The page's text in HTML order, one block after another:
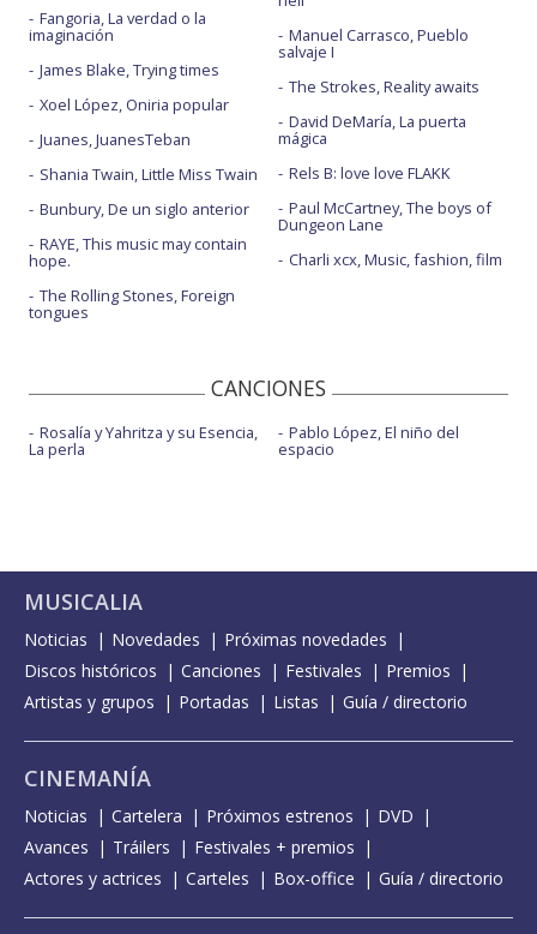
Fangoria, La verdad o la
imaginación
James Blake, Trying times
Xoel López, Oniria popular
Juanes, JuanesTeban
Shania Twain, Little Miss Twain
Bunbury, De un siglo anterior
RAYE, This music may contain
hope.
The Rolling Stones, Foreign
tongues
Manuel Carrasco, Pueblo
salvaje I
The Strokes, Reality awaits
David DeMaría, La puerta
mágica
Rels B: love love FLAKK
Paul McCartney, The boys of
Dungeon Lane
Charli xcx, Music, fashion, film
CANCIONES
Rosalía y Yahritza y su Esencia,
La perla
Pablo López, El niño del
espacio
MUSICALIA
Noticias Novedades
Próximas novedades
Discos históricos
Canciones Festivales
Premios
Artistas y grupos
Portadas Listas Guía / directorio
CINEMANÍA
Noticias Cartelera Próximos estrenos
DVD
Avances
Tráilers
Festivales + premios
Actores y actrices
Carteles Box-office Guía / directorio